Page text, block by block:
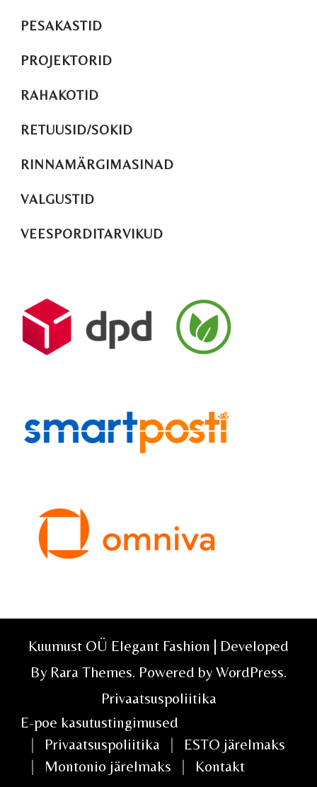
PESAKASTID
PROJEKTORID
RAHAKOTID
RETUUSID/SOKID
RINNAMÄRGIMASINAD
VALGUSTID
VEESPORDITARVIKUD
Kuumust OÜ Elegant Fashion | Developed
By Rara Themes. Powered by WordPress.
Privaatsuspoliitika
E-poe kasutustingimused
Privaatsuspoliitika
ESTO järelmaks
Montonio järelmaks
Kontakt